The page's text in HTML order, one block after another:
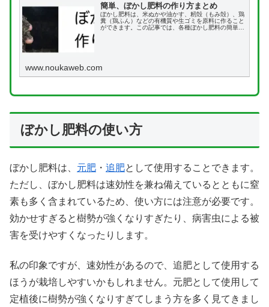
簡単、ぼかし肥料の作り方まとめ
ぼかし肥料は、米ぬかや油かす、籾殻（もみ殻）、鶏
糞（鶏ふん）などの有機質や生ゴミを原料に作ること
ができます。この記事では、各種ぼかし肥料の簡単な
www.noukaweb.com
ぼかし肥料の使い方
ぼかし肥料は、 元肥 ・ 追肥として使用することできます。
ただし、ぼかし肥料は速効性を兼ね備えているとともに窒
素も多く含まれているため、使い方には注意が必要です。
効かせすぎると樹勢が強くなりすぎたり、病害虫による被
害を受けやすくなったりします。
私の印象ですが、速効性があるので、追肥として使用する
ほうが栽培しやすいかもしれません。元肥として使用して
定植後に樹勢が強くなりすぎてしまう方を多く見てきまし